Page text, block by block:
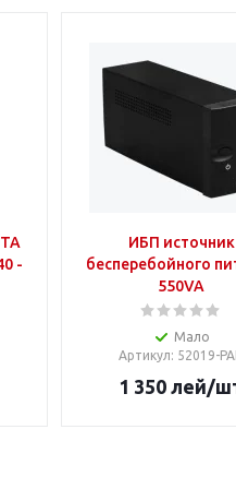
-
ИБП источник
бесперебойного
550VA
Мало
Артикул: 52019-
1 350 лей/